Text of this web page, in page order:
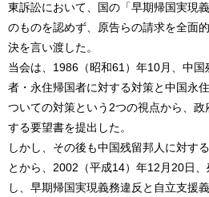
東訴訟において、国の「早期帰国実現
のものを認めず、原告らの請求を全面
決を言い渡した。
当会は、1986（昭和61）年10月、中国
者・永住帰国者に対する対策と中国永
ついての対策という2つの視点から、
する要望書を提出した。
しかし、その後も中国残留邦人に対す
とから、2002（平成14）年12月20日
し、早期帰国実現義務違反と自立支援